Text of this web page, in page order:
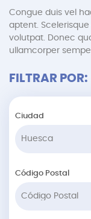
Congue duis vel
aptent.
volutpat. Donec
ullamcorper
FILTRAR POR:
Ciudad
Código Postal